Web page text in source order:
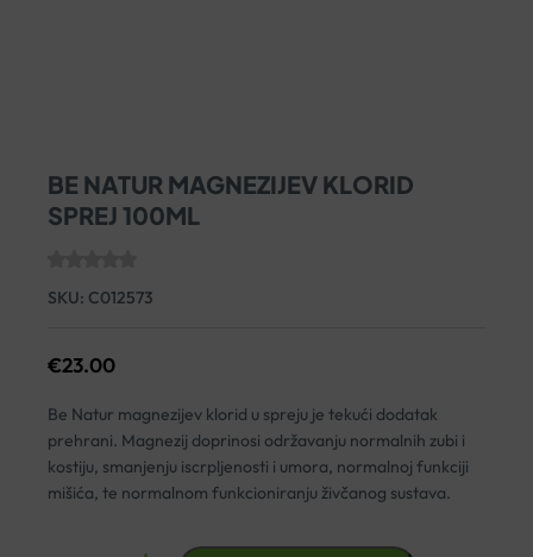
BE NATUR MAGNEZIJEV KLORID
SPREJ 100ML
SKU: C012573
€23.00
Be Natur magnezijev klorid u spreju je tekući dodatak
prehrani. Magnezij doprinosi održavanju normalnih zubi i
kostiju, smanjenju iscrpljenosti i umora, normalnoj funkciji
mišića, te normalnom funkcioniranju živčanog sustava.